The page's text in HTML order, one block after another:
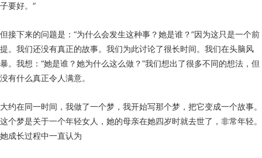
子要好。”
但接下来的问题是：“为什么会发生这种事？她是谁？”因为这只是一个前
提。我们还没有真正的故事。我们为此讨论了很长时间。我们在头脑风
暴。我想：“她是谁？她为什么这么做？”我们想出了很多不同的想法，但
没有什么真正令人满意。
大约在同一时间，我做了一个梦，我开始写那个梦，把它变成一个故事。
这个梦是关于一个年轻女人，她的母亲在她四岁时就去世了，非常年轻。
她成长过程中一直认为